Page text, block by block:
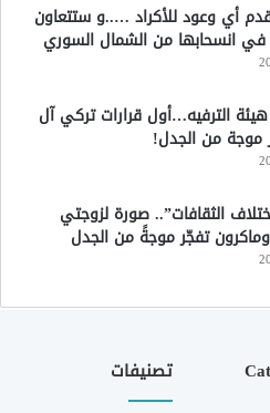
أي وعود للأكراد …..و ستتعاون
في انسحابها من الشمال السوري
الترفيه…أول قرارات تركي آل
موجة من الجدل!
الثقافات”.. صورة لزوجتي
تفجّر موجةً من الجدل
تصنيفات